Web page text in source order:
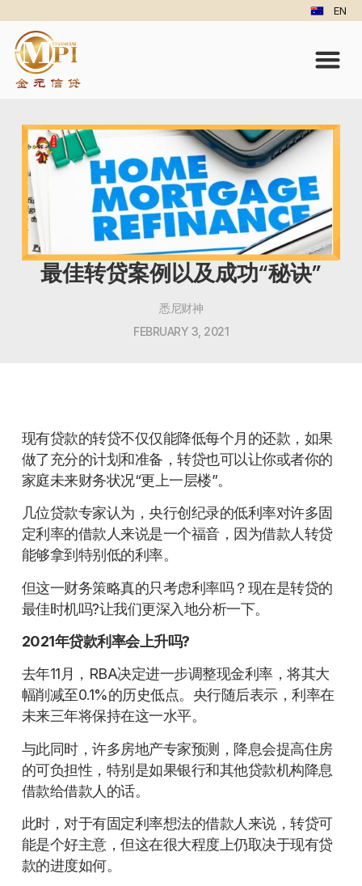
EN
最佳转贷案例以及成功“秘诀”
悉尼财神
FEBRUARY 3, 2021
现有贷款的转贷不仅仅能降低每个月的还款，如果
做了充分的计划和准备，转贷也可以让你或者你的
家庭未来财务状况“更上一层楼”。
几位贷款专家认为，央行创纪录的低利率对许多固
定利率的借款人来说是一个福音，因为借款人转贷
能够拿到特别低的利率。
但这一财务策略真的只考虑利率吗？现在是转贷的
最佳时机吗?让我们更深入地分析一下。
2021年贷款利率会上升吗?
去年11月，RBA决定进一步调整现金利率，将其大
幅削减至0.1%的历史低点。央行随后表示，利率在
未来三年将保持在这一水平。
与此同时，许多房地产专家预测，降息会提高住房
的可负担性，特别是如果银行和其他贷款机构降息
借款给借款人的话。
此时，对于有固定利率想法的借款人来说，转贷可
能是个好主意，但这在很大程度上仍取决于现有贷
款的进度如何。